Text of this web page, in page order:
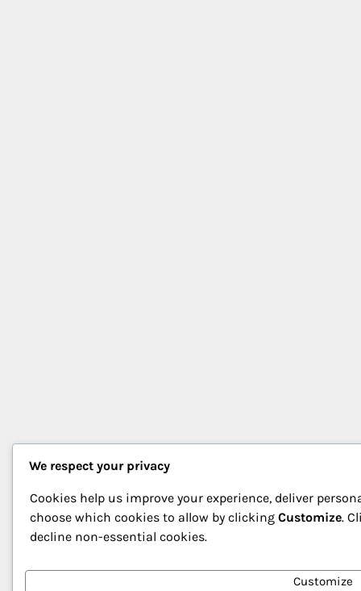
We respect your privacy
Cookies help us improve your experience, deliver
choose which cookies to allow by clicking Customize.
decline non-essential cookies.
Customize